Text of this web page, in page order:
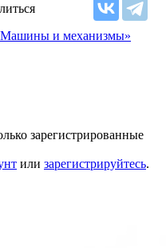
и механизмы»
зарегистрированные
или зарегистрируйтесь.